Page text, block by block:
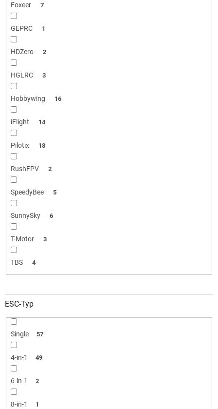
Foxeer 7
GEPRC 1
HDZero 2
HGLRC 3
Hobbywing 16
iFlight 14
Pilotix 18
RushFPV 2
SpeedyBee 5
SunnySky 6
T-Motor 3
TBS 4
ESC-Typ
Single 57
4-in-1 49
6-in-1 2
8-in-1 1